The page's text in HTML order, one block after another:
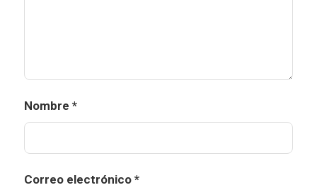
Nombre *
Correo electrónico *